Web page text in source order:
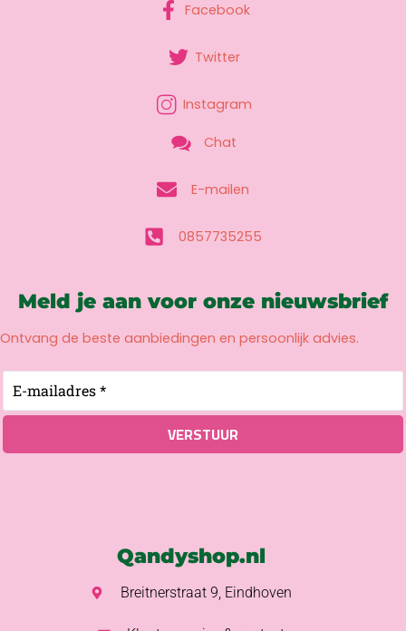
Facebook
Twitter
Instagram
Chat
E-mailen
0857735255
Meld je aan voor onze nieuwsbrief
Ontvang de beste aanbiedingen en persoonlijk advies.
Qandyshop.nl
Breitnerstraat 9, Eindhoven